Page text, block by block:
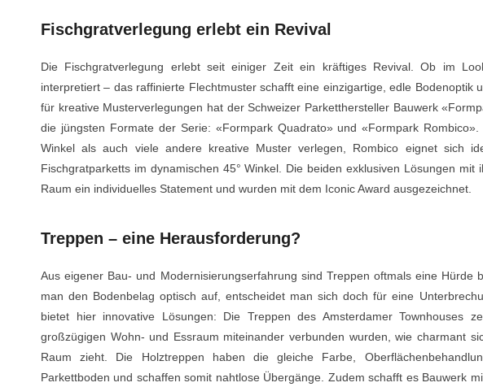
Fischgratverlegung erlebt ein Revival
Die Fischgratverlegung erlebt seit einiger Zeit ein kräftiges Revival. Ob im
interpretiert – das raffinierte Flechtmuster schafft eine einzigartige, edle Bodenoptik
für kreative Musterverlegungen hat der Schweizer Parketthersteller Bauwerk
die jüngsten Formate der Serie: «Formpark Quadrato» und «Formpark
Winkel als auch viele andere kreative Muster verlegen, Rombico eignet sich
Fischgratparketts im dynamischen 45° Winkel. Die beiden exklusiven Lösungen
Raum ein individuelles Statement und wurden mit dem Iconic Award ausgezeichnet.
Treppen – eine Herausforderung?
Aus eigener Bau- und Modernisierungserfahrung sind Treppen oftmals eine Hürde
man den Bodenbelag optisch auf, entscheidet man sich doch für eine
bietet hier innovative Lösungen: Die Treppen des Amsterdamer Townhouses
großzügigen Wohn- und Essraum miteinander verbunden wurden, wie charmant
Raum zieht. Die Holztreppen haben die gleiche Farbe,
Parkettboden und schaffen somit nahtlose Übergänge. Zudem schafft es Bauwerk